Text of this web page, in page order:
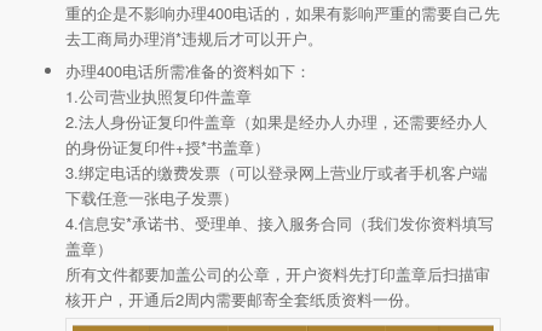
重的企是不影响办理400电话的，如果有影响严重的需要自己先
去工商局办理消*违规后才可以开户。
办理400电话所需准备的资料如下：
1.公司营业执照复印件盖章
2.法人身份证复印件盖章（如果是经办人办理，还需要经办人
的身份证复印件+授*书盖章）
3.绑定电话的缴费发票（可以登录网上营业厅或者手机客户端
下载任意一张电子发票）
4.信息安*承诺书、受理单、接入服务合同（我们发你资料填写
盖章）
所有文件都要加盖公司的公章，开户资料先打印盖章后扫描审
核开户，开通后2周内需要邮寄全套纸质资料一份。